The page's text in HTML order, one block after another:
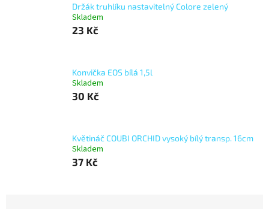
Držák truhlíku nastavitelný Colore zelený
Skladem
23 Kč
Konvička EOS bílá 1,5l
Skladem
30 Kč
Květináč COUBI ORCHID vysoký bílý transp. 16cm
Skladem
37 Kč